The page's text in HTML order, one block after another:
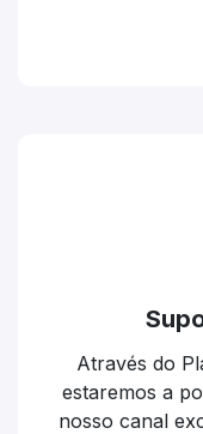
Através do
estaremos a
nosso canal